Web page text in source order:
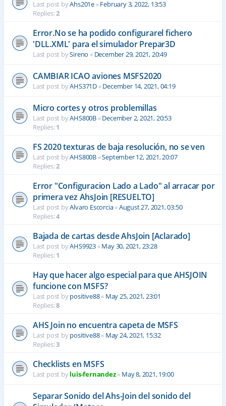
Last post byAhs201e«February 3, 2022, 13:53
Replies:2
Error.No se ha podido configurarel fichero
'DLL.XML' para el simulador Prepar3D
Last post bySireno « December 29, 2021, 20:49
CAMBIAR ICAO aviones MSFS2020
Last post byAHS371D«December 14, 2021, 04:19
Micro cortes y otros problemillas
Last post byAHS800B«December 2, 2021, 20:53
Replies:1
FS 2020 texturas de baja resolución, no se ven
Last post byAHS800B«September 12, 2021, 20:07
Replies:2
Error "Configuracion Lado a Lado" al arracar por
primera vez AhsJoin [RESUELTO]
Last post byAlvaro Escorcia«August 27, 2021, 03:50
Replies:4
Bajada de cartas desde AhsJoin [Aclarado]
Last post byAHS9923«May 30, 2021, 23:28
Replies:1
Hay que hacer algo especial para que AHSJOIN
funcione con MSFS?
Last post bypositive88« May 25, 2021, 23:01
Replies:8
AHS Join no encuentra capeta de MSFS
Last post bypositive88« May 24, 2021, 15:32
Replies:3
Checklists en MSFS
Last post byluis-fernandez« May 8, 2021, 19:00
Separar Sonido del Ahs-Join del sonido del